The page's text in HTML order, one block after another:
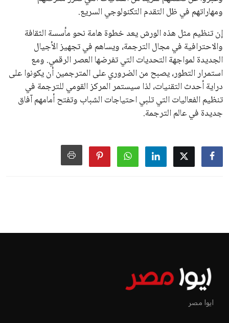
ومهاراتهم في ظل التقدم التكنولوجي السريع.
إن تنظيم مثل هذه الورش يعد خطوة هامة نحو مأسسة الثقافة
والاحترافية في مجال الترجمة، ويساهم في تجهيز الأجيال
الجديدة لمواجهة التحديات التي تفرضها العصر الرقمي. ومع
استمرار التطور، يصبح من الضروري على المترجمين أن يكونوا على
دراية أحدث التقنيات، لذا سيستمر المركز القومي للترجمة في
تنظيم الفعاليات التي تلبي احتياجات الشباب وتفتح أمامهم آفاق
جديدة في عالم الترجمة.
ايوا مصر